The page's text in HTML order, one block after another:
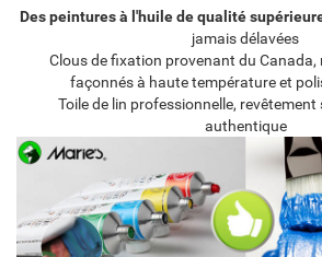
Des peintures à l'huile de qualité
jamais délavées
Clous de fixation provenant du Canada,
façonnés à haute température et
Toile de lin professionnelle,
authentique